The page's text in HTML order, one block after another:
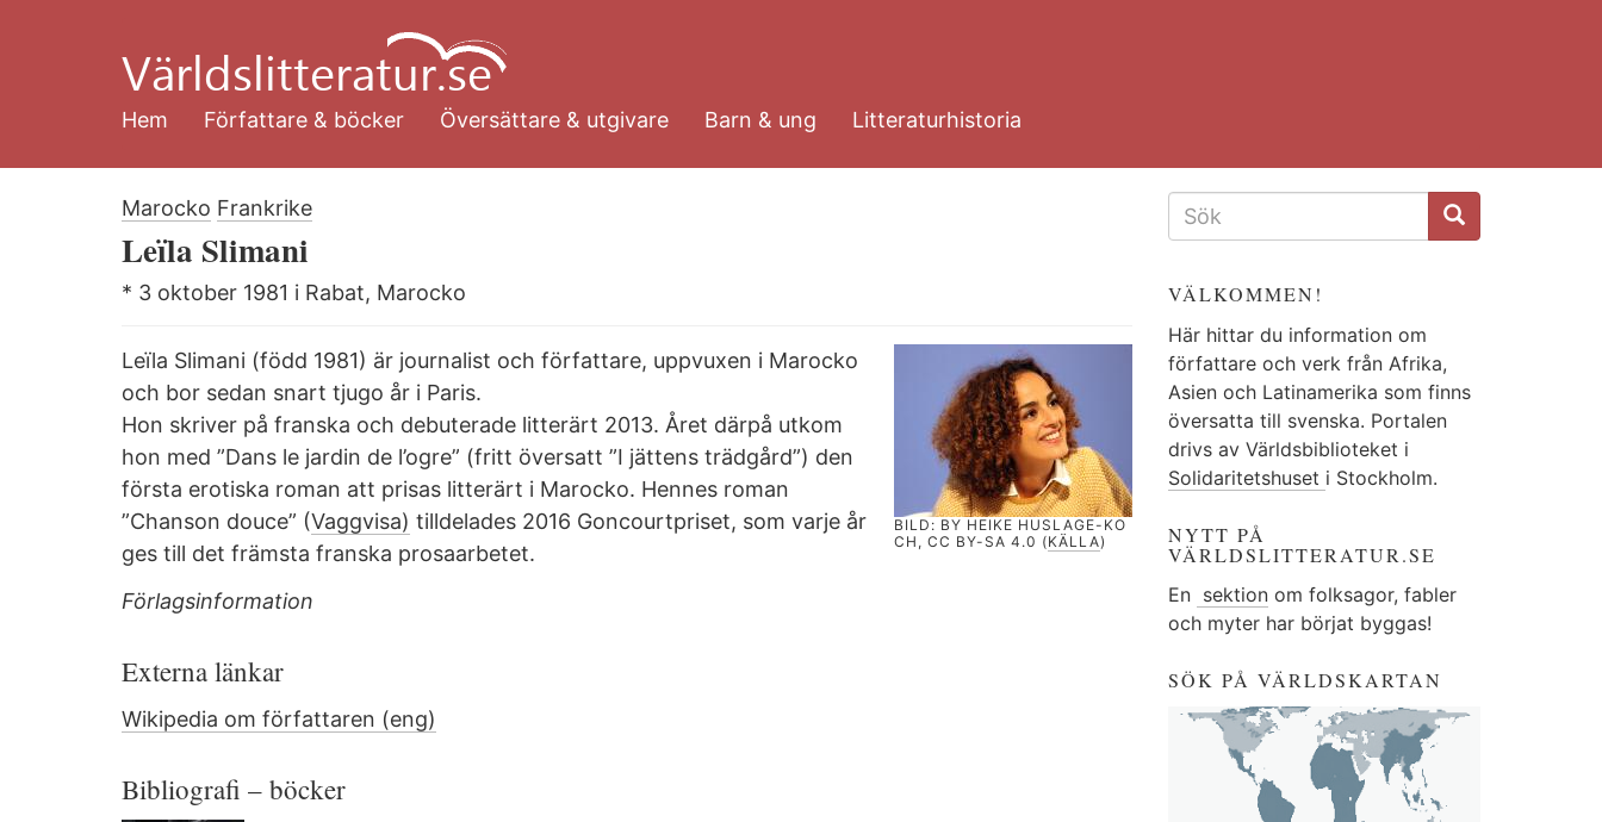
huvudinnehåll
Hem
Författare & böcker Översättare & utgivare Barn & ung Litteraturhistoria
Marocko Frankrike
Leïla Slimani
* 3 oktober 1981 i Rabat, Marocko
BILD: BY HEIKE HUSLAGE-KO
CH, CC BY-SA 4.0 (KÄLLA)
Leïla Slimani (född 1981) är journalist och författare, uppvuxen i Marocko
och bor sedan snart tjugo år i Paris.
Hon skriver på franska och debuterade litterärt 2013. Året därpå utkom
hon med ”Dans le jardin de l’ogre” (fritt översatt ”I jättens trädgård”) den
första erotiska roman att prisas litterärt i Marocko. Hennes roman
”Chanson douce” (Vaggvisa) tilldelades 2016 Goncourtpriset, som varje år
ges till det främsta franska prosaarbetet.
Förlagsinformation
Externa länkar
Wikipedia om författaren (eng)
Bibliografi – böcker
SÖKFORMULÄR
VÄLKOMMEN!
Här hittar du information om
författare och verk från Afrika,
Asien och Latinamerika som finns
översatta till svenska. Portalen
drivs av Världsbiblioteket i
Solidaritetshuset i Stockholm.
NYTT PÅ
VÄRLDSLITTERATUR.SE
En sektionom folksagor, fabler
och myter har börjat byggas!
SÖK PÅ VÄRLDSKARTAN